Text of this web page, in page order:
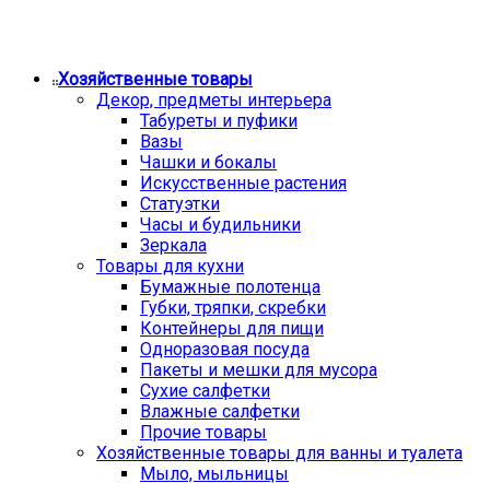
Хозяйственные товары
Декор, предметы интерьера
Табуреты и пуфики
Вазы
Чашки и бокалы
Искусственные растения
Статуэтки
Часы и будильники
Зеркала
Товары для кухни
Бумажные полотенца
Губки, тряпки, скребки
Контейнеры для пищи
Одноразовая посуда
Пакеты и мешки для мусора
Сухие салфетки
Влажные салфетки
Прочие товары
Хозяйственные товары для ванны и туалета
Мыло, мыльницы